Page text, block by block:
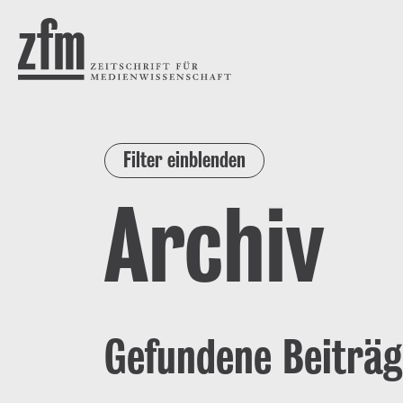
ZEITSCHRIFT FÜR
MEDIENWISSENSCHAFT
Filter einblenden
Archiv
Gefundene